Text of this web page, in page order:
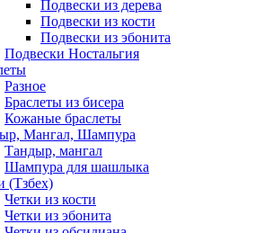
Подвески из дерева
Подвески из кости
Подвески из эбонита
Подвески Ностальгия
Разное
Браслеты из бисера
Кожаные браслеты
Мангал, Шампура
Тандыр, мангал
Шампура для шашлыка
(Тзбех)
Четки из кости
Четки из эбонита